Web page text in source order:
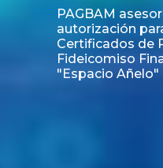
PAGBAM
autorización
Certificados de
Fideicomiso
"Espacio Añelo"